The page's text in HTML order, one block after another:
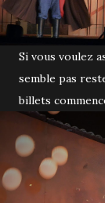
Si vous voulez
semble pas
billets